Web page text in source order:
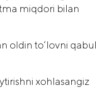
miqdori bilan
oldin to‘lovni qabul
xohlasangiz